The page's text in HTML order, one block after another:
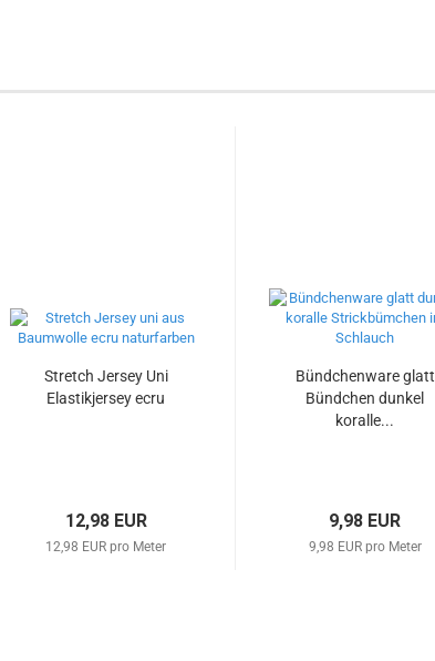
Stretch Jersey Uni
Elastikjersey ecru
12,98 EUR
12,98 EUR pro Meter
Bündchenware glatt
Bündchen dunkel
koralle...
9,98 EUR
9,98 EUR pro Meter